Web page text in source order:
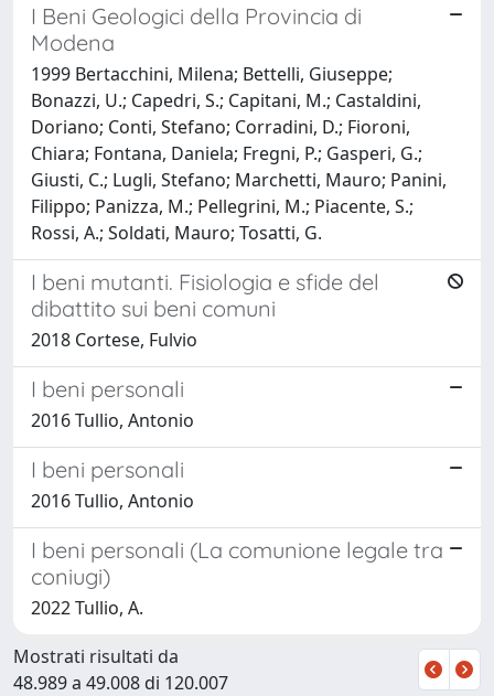
I Beni Geologici della Provincia di
Modena
1999 Bertacchini, Milena; Bettelli, Giuseppe;
Bonazzi, U.; Capedri, S.; Capitani, M.; Castaldini,
Doriano; Conti, Stefano; Corradini, D.; Fioroni,
Chiara; Fontana, Daniela; Fregni, P.; Gasperi, G.;
Giusti, C.; Lugli, Stefano; Marchetti, Mauro; Panini,
Filippo; Panizza, M.; Pellegrini, M.; Piacente, S.;
Rossi, A.; Soldati, Mauro; Tosatti, G.
I beni mutanti. Fisiologia e sfide del
dibattito sui beni comuni
2018 Cortese, Fulvio
I beni personali
2016 Tullio, Antonio
I beni personali
2016 Tullio, Antonio
I beni personali (La comunione legale tra
coniugi)
2022 Tullio, A.
Mostrati risultati da
48.989 a 49.008 di 120.007